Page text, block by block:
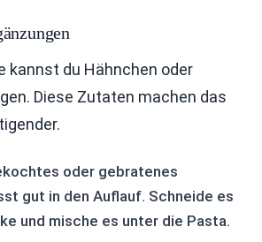
kannst du Hähnchen oder
Diese Zutaten machen das
oder gebratenes
gut in den Auflauf. Schneide es
und mische es unter die Pasta.